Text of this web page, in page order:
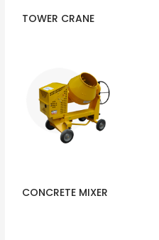
TOWER CRANE
CONCRETE MIXER